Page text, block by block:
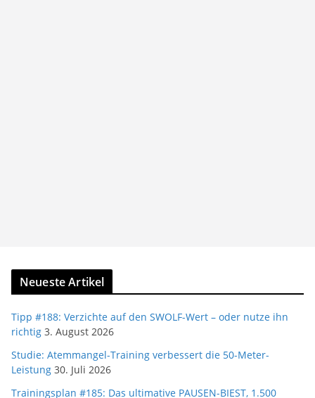
Neueste Artikel
Tipp #188: Verzichte auf den SWOLF-Wert – oder nutze ihn
richtig 3. August 2026
Studie: Atemmangel-Training verbessert die 50-Meter-
Leistung 30. Juli 2026
Trainingsplan #185: Das ultimative PAUSEN-BIEST, 1.500